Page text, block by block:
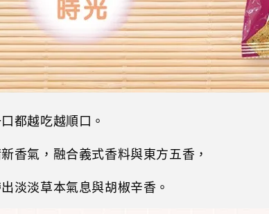
都越吃越順口。
香氣，融合義式香料與東方五香，
淡淡草本氣息與胡椒辛香。